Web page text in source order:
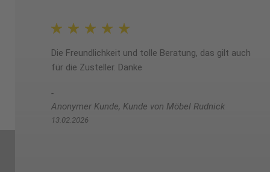
Die Freundlichkeit und tolle Beratung, das gilt auch
für die Zusteller. Danke
Anonymer Kunde, Kunde von Möbel Rudnick
13.02.2026